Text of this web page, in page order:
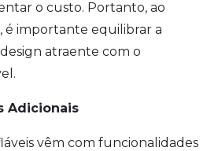
o custo. Portanto, ao
é importante equilibrar a
atraente com o
Adicionais
vêm com funcionalidades